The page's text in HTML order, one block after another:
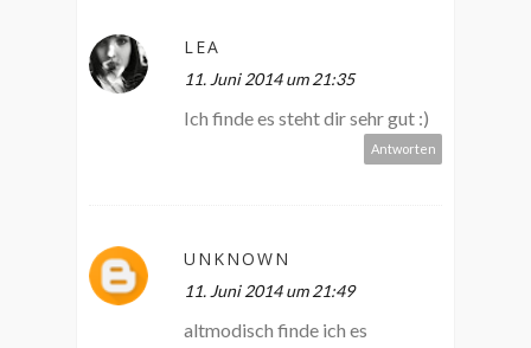
LEA
11. Juni 2014 um 21:35
Ich finde es steht dir sehr gut :)
Antworten
UNKNOWN
11. Juni 2014 um 21:49
altmodisch finde ich es